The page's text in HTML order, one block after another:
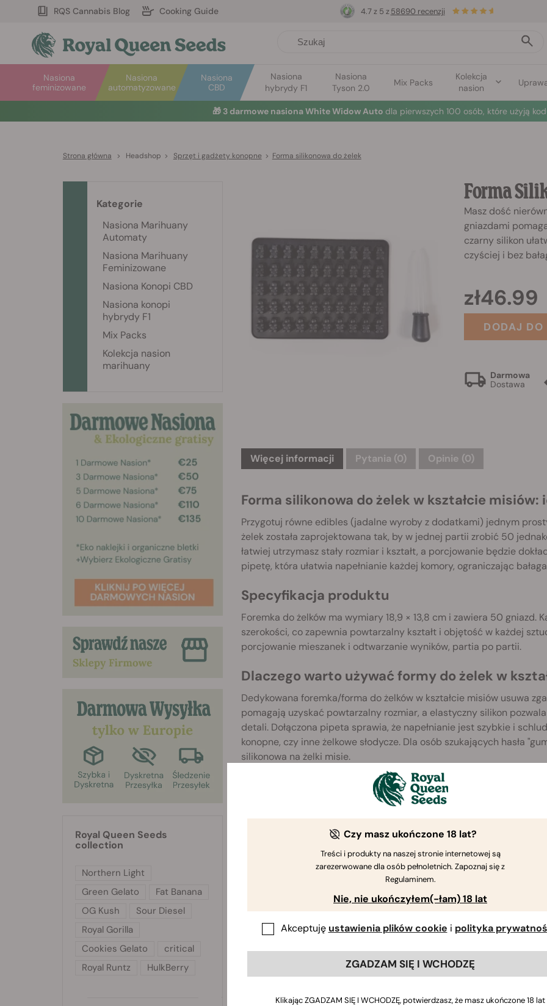
RQS Cannabis Blog Cooking Guide
Nasiona
automatyzowane
Nasiona
feminizowane
Nasiona
CBD
Nasiona
hybrydy F1
Nasiona
Tyson 2.0
Mix Packs
Kolekcja
nasion
4.7 z 5 z 58690 recenzji
🎁 3 darmowe nasiona White Widow Auto dla pierwszych 100 osób, które użyją
Strona główna > Headshop > Sprzęt i gadżety konopne > Forma silikonowa do żelek
Forma
Masz dość
gniazdami
czarny silikon
czyściej i bez
zł46.99
DODAJ DO
Darmowa
Dostawa
Więcej informacji Pytania (0) Opinie (0)
Forma silikonowa do żelek w kształcie
Przygotuj równe edibles (jadalne wyroby z dodatkami) jednym
żelek została zaprojektowana tak, by w jednej partii zrobić 50
łatwiej utrzymasz stały rozmiar i kształt, a porcjowanie będzie
pipetę, która ułatwia napełnianie każdej komory, ograniczając
Specyfikacja produktu
Foremka do żelków ma wymiary 18,9 × 13,8 cm i zawiera 50 gniazd.
szerokości, co zapewnia powtarzalny kształt i objętość w każdej
porcjowanie mieszanek i odtwarzanie wyników, partia po partii.
Dlaczego warto używać formy do żelek w
Dedykowana foremka/forma do żelków w kształcie misiów usuwa
pomagają uzyskać powtarzalny rozmiar, a elastyczny silikon
detali. Dołączona pipeta sprawia, że napełnianie jest szybkie i
konopne, czy inne żelkowe słodycze. Dla osób szukających hasła
silikonowa na żelki misie.
Kategorie
Nasiona Marihuany
Automaty
Nasiona Marihuany
Feminizowane
Nasiona Konopi CBD
Nasiona konopi
hybrydy F1
Mix Packs
Kolekcja nasion
marihuany
Royal Queen Seeds
collection
Northern Light
Green Gelato
Fat Banana
OG Kush
Sour Diesel
Royal Gorilla
Cookies Gelato
critical
Royal Runtz
HulkBerry
Czy masz ukończone 18 lat?
Treści i produkty na naszej stronie internetowej są
zarezerwowane dla osób pełnoletnich. Zapoznaj się z
Regulaminem.
Nie, nie ukończyłem(-łam) 18 lat
Akceptuję ustawienia plików cookie i polityka
ZGADZAM SIĘ I WCHODZĘ
Klikając ZGADZAM SIĘ I WCHODZĘ, potwierdzasz, że masz ukończone 18 lat